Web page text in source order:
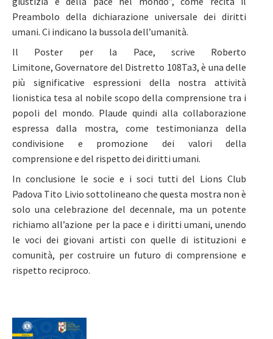
Preambolo della dichiarazione universale dei diritti
umani. Ci indicano la bussola dell’umanità.
Il Poster per la Pace, scrive Roberto
Limitone, Governatore del Distretto 108Ta3, è una delle
più significative espressioni della nostra attività
lionistica tesa al nobile scopo della comprensione tra i
popoli del mondo. Plaude quindi alla collaborazione
espressa dalla mostra, come testimonianza della
condivisione e promozione dei valori della
comprensione e del rispetto dei diritti umani.
In conclusione le socie e i soci tutti del Lions Club
Padova Tito Livio sottolineano che questa mostra non è
solo una celebrazione del decennale, ma un potente
richiamo all’azione per la pace e i diritti umani, unendo
le voci dei giovani artisti con quelle di istituzioni e
comunità, per costruire un futuro di comprensione e
rispetto reciproco.